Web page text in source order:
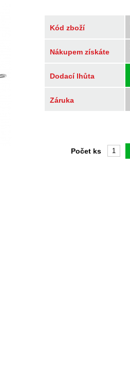
Kód zboží
Nákupem získáte
Dodací lhůta
Záruka
Počet ks